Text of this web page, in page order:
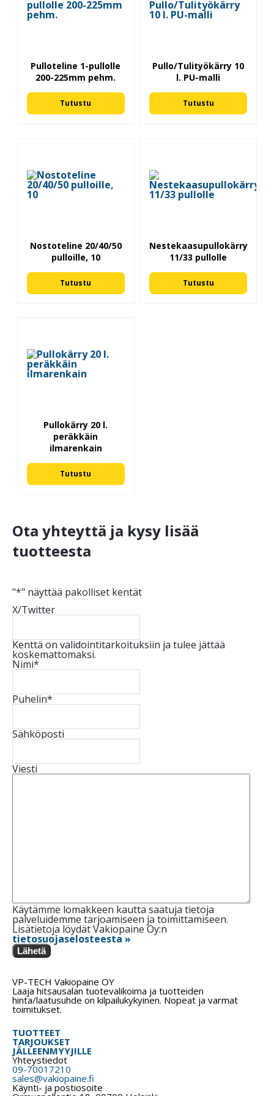
Pulloteline 1-pullolle
200-225mm pehm.
Tutustu
Pullo/Tulityökärry 10
l. PU-malli
Tutustu
Nostoteline 20/40/50
pulloille, 10
Tutustu
Nestekaasupullokärry
11/33 pullolle
Tutustu
Pullokärry 20 l.
peräkkäin
ilmarenkain
Tutustu
Ota yhteyttä ja kysy lisää
tuotteesta
"*" näyttää pakolliset kentät
X/Twitter
Kenttä on validointitarkoituksiin ja tulee jättää
koskemattomaksi.
Nimi*
Puhelin*
Sähköposti
Viesti
Käytämme lomakkeen kautta saatuja tietoja
palveluidemme tarjoamiseen ja toimittamiseen.
Lisätietoja löydät Vakiopaine Oy:n
tietosuojaselosteesta »
Lähetä
VP-TECH Vakiopaine OY
Laaja hitsausalan tuotevalikoima ja tuotteiden
hinta/laatusuhde on kilpailukykyinen. Nopeat ja varmat
toimitukset.
TUOTTEET
TARJOUKSET
JÄLLEENMYYJILLE
Yhteystiedot
09-70017210
sales@vakiopaine.fi
Käynti- ja postiosoite